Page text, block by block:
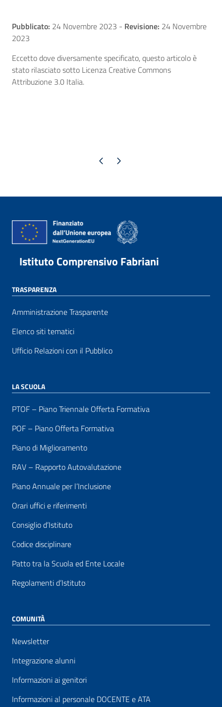
Pubblicato: 24 Novembre 2023 - Revisione: 24 Novembre
2023
Eccetto dove diversamente specificato, questo articolo è
stato rilasciato sotto Licenza Creative Commons
Attribuzione 3.0 Italia.
Pagina precedente
Pagina successiva
Istituto Comprensivo Fabriani
TRASPARENZA
Amministrazione Trasparente
Elenco siti tematici
Ufficio Relazioni con il Pubblico
LA SCUOLA
PTOF – Piano Triennale Offerta Formativa
POF – Piano Offerta Formativa
Piano di Miglioramento
RAV – Rapporto Autovalutazione
Piano Annuale per l’Inclusione
Orari uffici e riferimenti
Consiglio d’Istituto
Codice disciplinare
Patto tra la Scuola ed Ente Locale
Regolamenti d’Istituto
COMUNITÀ
Newsletter
Integrazione alunni
Informazioni ai genitori
Informazioni al personale DOCENTE e ATA